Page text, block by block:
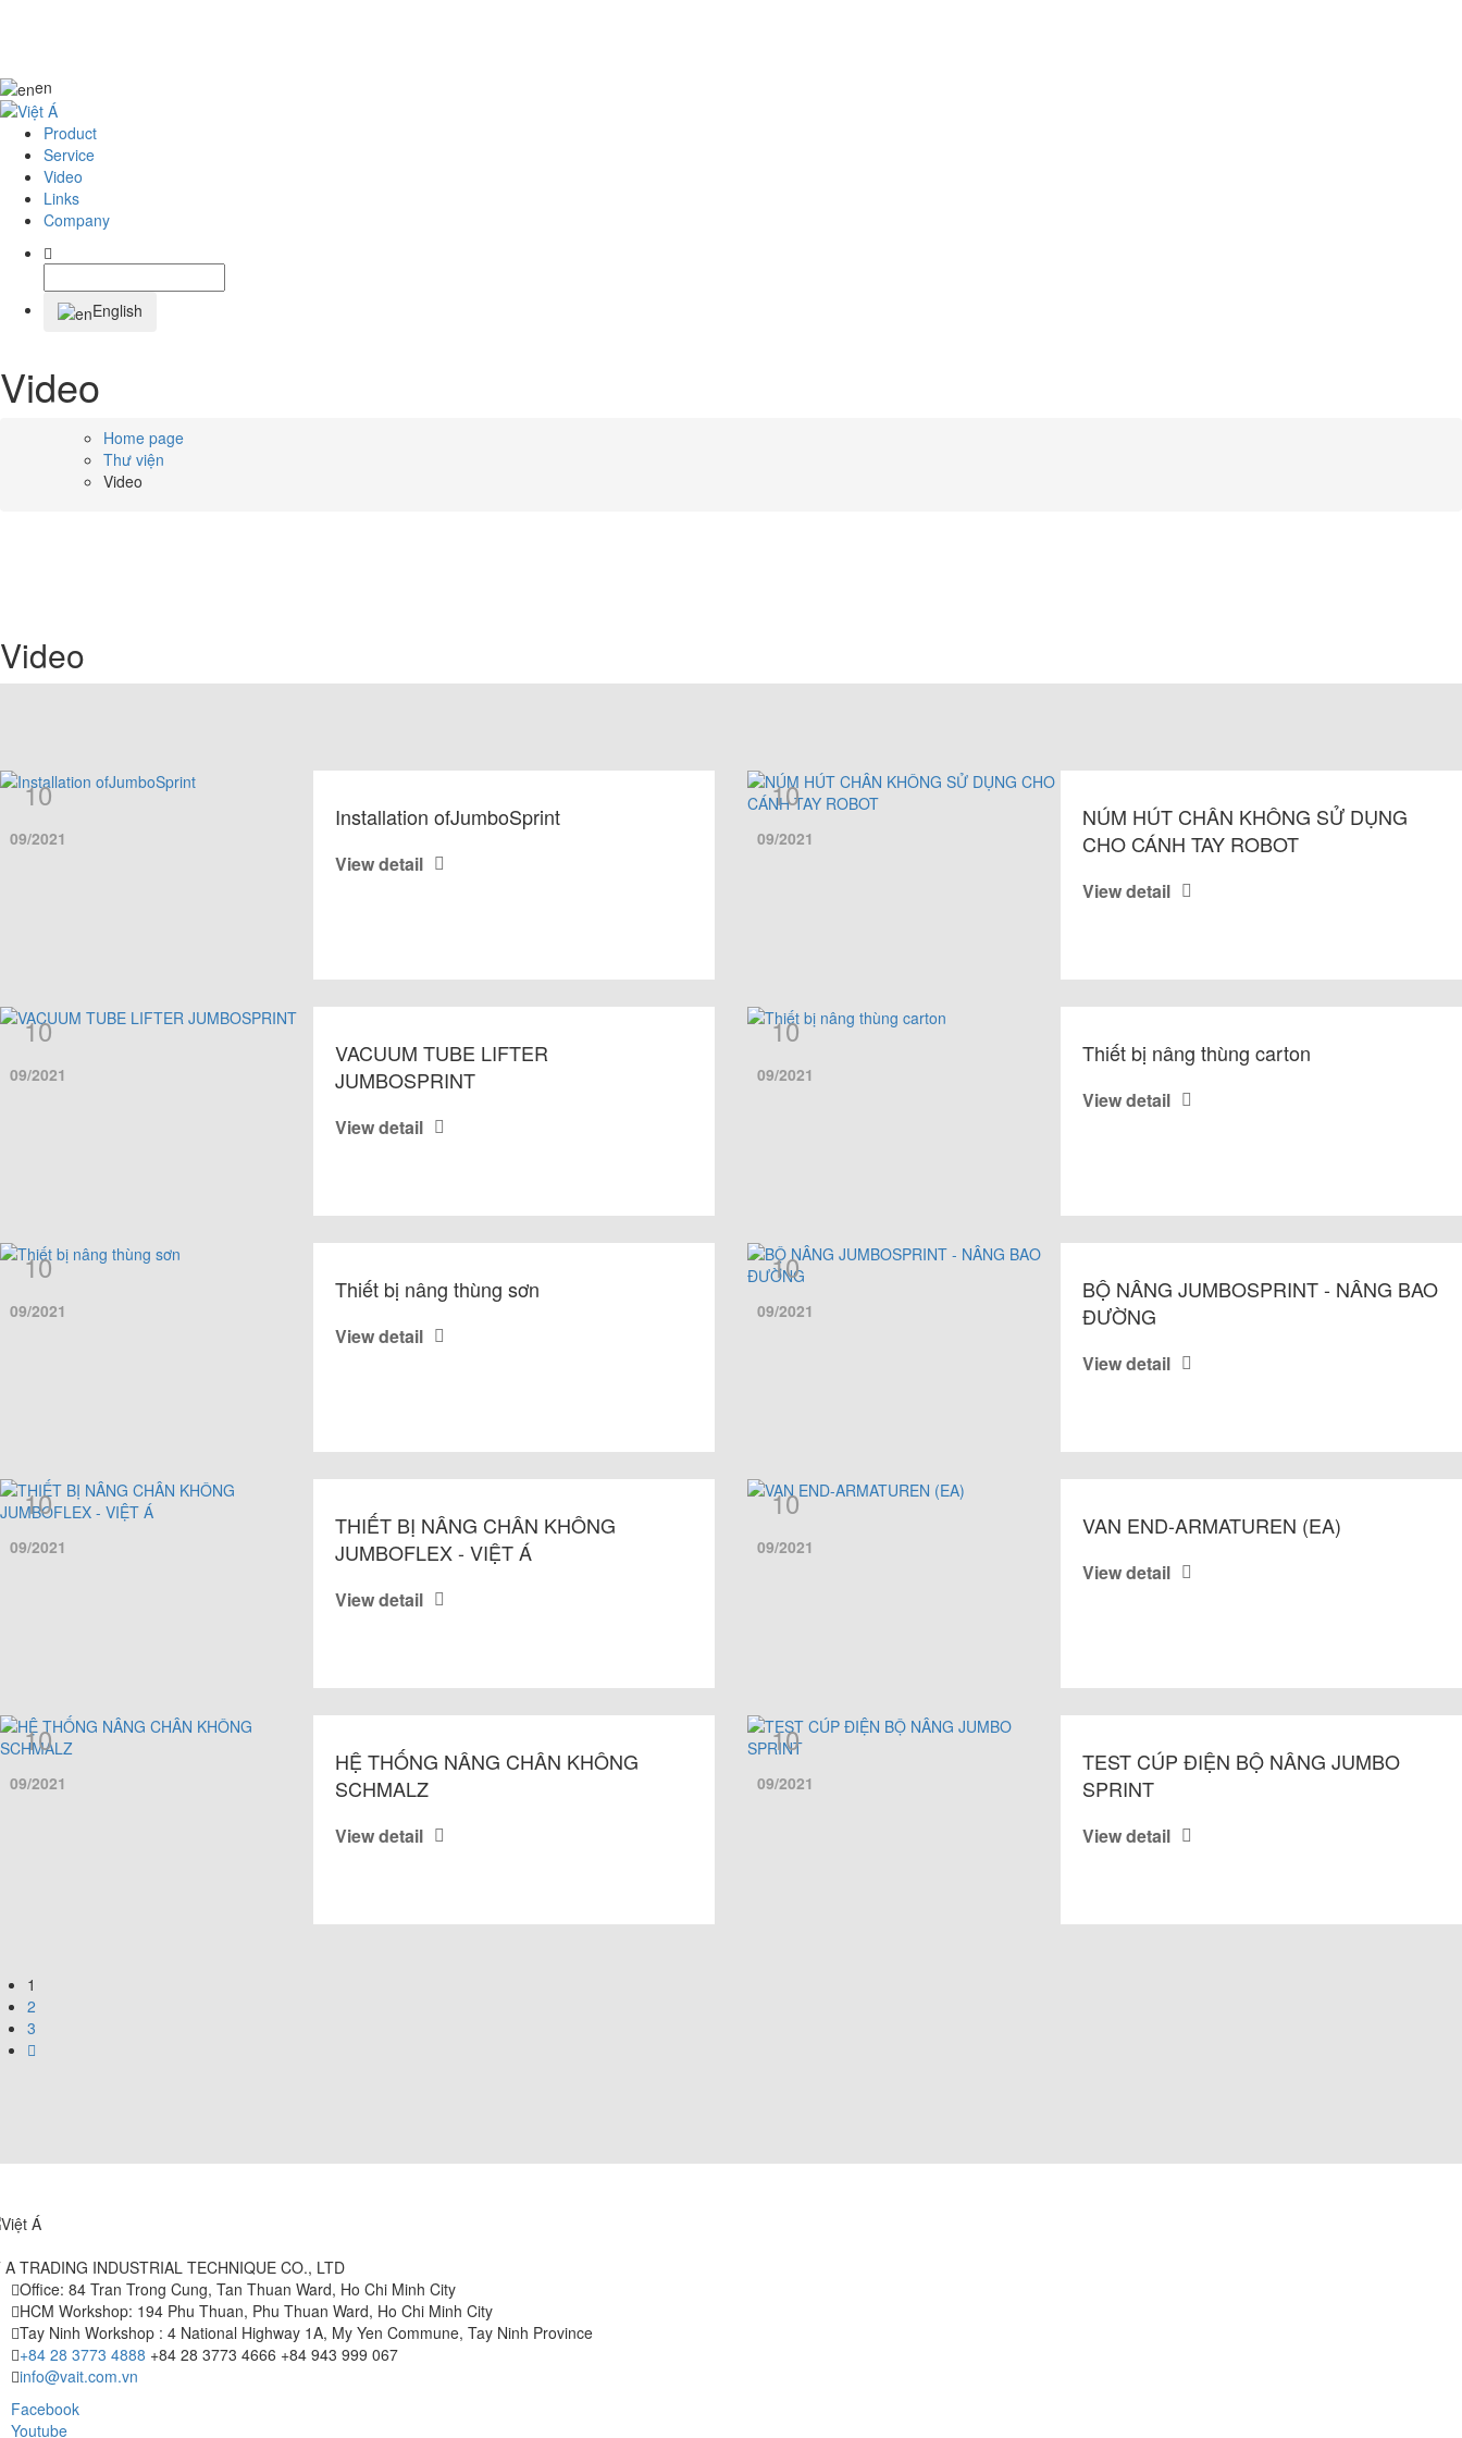
en
Product
Service
Video
Links
Company
English
Video
Home page
Thư viện
Video
Video
10
09/2021
Installation ofJumboSprint
View detail
10
09/2021
NÚM HÚT CHÂN KHÔNG SỬ DỤNG
CHO CÁNH TAY ROBOT
View detail
10
09/2021
VACUUM TUBE LIFTER
JUMBOSPRINT
View detail
10
09/2021
Thiết bị nâng thùng carton
View detail
10
09/2021
Thiết bị nâng thùng sơn
View detail
10
09/2021
BỘ NÂNG JUMBOSPRINT - NÂNG BAO
ĐƯỜNG
View detail
10
09/2021
THIẾT BỊ NÂNG CHÂN KHÔNG
JUMBOFLEX - VIỆT Á
View detail
10
09/2021
VAN END-ARMATUREN (EA)
View detail
10
09/2021
HỆ THỐNG NÂNG CHÂN KHÔNG
SCHMALZ
View detail
10
09/2021
TEST CÚP ĐIỆN BỘ NÂNG JUMBO
SPRINT
View detail
1
2
3
A TRADING INDUSTRIAL TECHNIQUE CO., LTD
Office: 84 Tran Trong Cung, Tan Thuan Ward, Ho Chi Minh City
HCM Workshop: 194 Phu Thuan, Phu Thuan Ward, Ho Chi Minh City
Tay Ninh Workshop : 4 National Highway 1A, My Yen Commune, Tay Ninh Province
+84 28 3773 4888 +84 28 3773 4666 +84 943 999 067
info@vait.com.vn
Facebook
Youtube